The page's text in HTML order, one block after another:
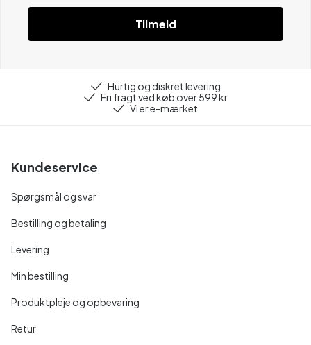
Tilmeld
Hurtig og diskret levering
Fri fragt ved køb over 599 kr
Vi er e-mærket
Kundeservice
Spørgsmål og svar
Bestilling og betaling
Levering
Min bestilling
Produktpleje og opbevaring
Retur